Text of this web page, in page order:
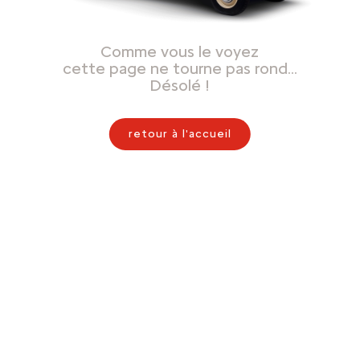
Comme vous le voyez
cette page ne tourne pas rond…
Désolé !
retour à l'accueil